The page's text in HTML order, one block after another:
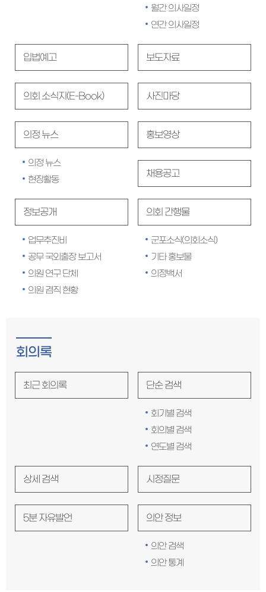
월간 의사일정
연간 의사일정
입법예고 보도자료
의회 소식지(E-Book) 사진마당
의정 뉴스
의정 뉴스
현장활동
홍보영상
채용공고
정보공개
업무추진비
공무 국외출장 보고서
의원 연구 단체
의원 겸직 현황
의회 간행물
군포소식(의회소식)
기타 홍보물
의정백서
회의록
최근 회의록 단순 검색
회기별 검색
회의별 검색
연도별 검색
상세 검색 시정질문
5분 자유발언 의안 정보
의안 검색
의안 통계